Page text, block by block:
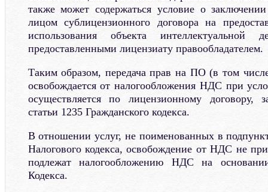
также может содержаться условие о
лицом сублицензионного договора на
использования объекта интеллектуальной
предоставленными лицензиату правообладателем.
Таким образом, передача прав на ПО (в том
освобождается от налогообложения НДС при
осуществляется по лицензионному договору,
статьи 1235 Гражданского кодекса.
В отношении услуг, не поименованных в
Налогового кодекса, освобождение от НДС не
подлежат налогообложению НДС на
Кодекса.